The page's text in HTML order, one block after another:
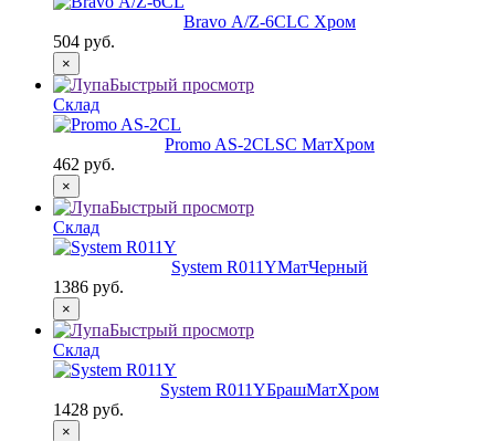
Bravo А/Z-6CLC Хром
504 руб.
×
Быстрый просмотр
Склад
Promo AS-2CLSC МатХром
462 руб.
×
Быстрый просмотр
Склад
System R011YМатЧерный
1386 руб.
×
Быстрый просмотр
Склад
System R011YБрашМатХром
1428 руб.
×